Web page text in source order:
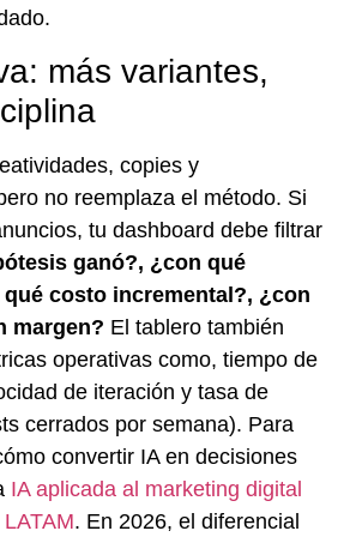
más variantes,
copies y
no reemplaza el método. Si
tu dashboard debe filtrar
ganó?, ¿con qué
costo incremental?, ¿con
margen? El tablero también
operativas como, tiempo de
de iteración y tasa de
cerrados por semana). Para
convertir IA en decisiones
IA aplicada al marketing digital
. En 2026, el diferencial